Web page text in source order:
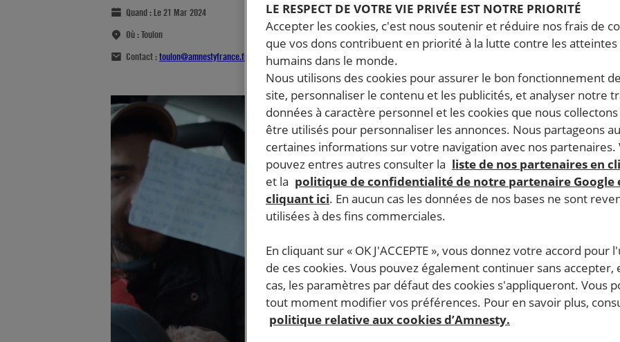
Quand : Le 21 Mar 2024
Où :Toulon
Contact :toulon@amnestyfrance.fr
LE RESPECT DE VOTRE VIE PRIVÉE EST NOTRE PRIORITÉ
Accepter les cookies, c'est nous soutenir et réduire nos frais de
que vos dons contribuent en priorité à la lutte contre les
humains dans le monde.
Nous utilisons des cookies pour assurer le bon fonctionnement
site, personnaliser le contenu et les publicités, et analyser notre
données à caractère personnel et les cookies que nous
être utilisés pour personnaliser les annonces. Nous partageons
certaines informations sur votre navigation avec nos partenaires.
pouvez entres autres consulter la liste de nos partenaires en
et la politique de confidentialité de notre partenaire Google
cliquant ici. En aucun cas les données de nos bases ne sont
utilisées à des fins commerciales.
En cliquant sur « OK J'ACCEPTE », vous donnez votre accord pour
de ces cookies. Vous pouvez également continuer sans accepter,
cas, les paramètres par défaut des cookies s'appliqueront. Vous
tout moment modifier vos préférences. Pour en savoir plus,
politique relative aux cookies d’Amnesty.